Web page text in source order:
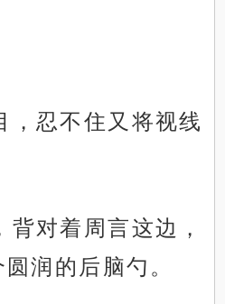
，忍不住又将视线
对着周言这边，
润的后脑勺。